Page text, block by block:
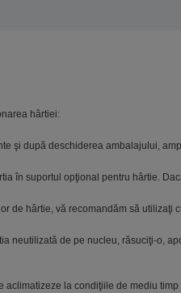
hârtiei:
şi după deschiderea ambalajului,
în suportul opţional pentru hârtie.
de hârtie, vă recomandăm să utilizaţi
neutilizată de pe nucleu, răsuciţi-o,
aclimatizeze la condiţiile de mediu